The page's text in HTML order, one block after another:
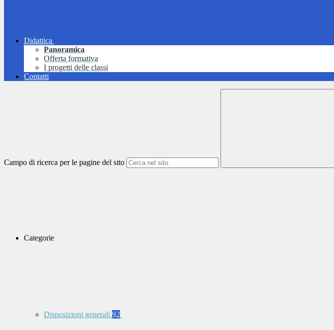
Didattica
Panoramica
Offerta formativa
I progetti delle classi
Contatti
Campo di ricerca per le pagine del sito
Categorie
Disposizioni generali 92